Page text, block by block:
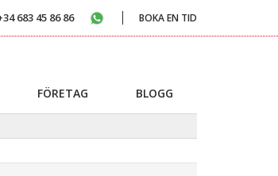
683 45 86 86 BOKA EN TID
FÖRETAG BLOGG